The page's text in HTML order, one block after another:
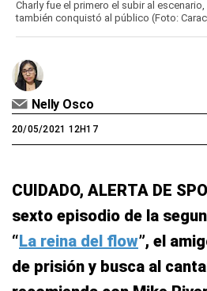
Charly fue el primero el subir al
también conquistó al público (Foto:
Nelly Osco
20/05/2021 12H17
CUIDADO, ALERTA DE
sexto episodio de la
“La reina del flow”, el
de prisión y busca al